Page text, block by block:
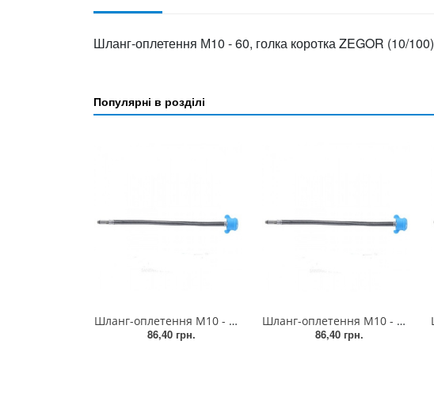
Шланг-оплетення М10 - 60, голка коротка ZEGOR (10/100)
Популярні в розділі
Шланг-оплетення М10 - 100, голка коротка ZEGOR (10/50)
86,40 грн.
Шланг-оплетення М10 - 100, голка довга ZEGOR (10/50)
86,40 грн.